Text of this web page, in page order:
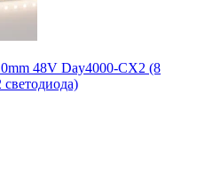
48V Day4000-CX2 (8